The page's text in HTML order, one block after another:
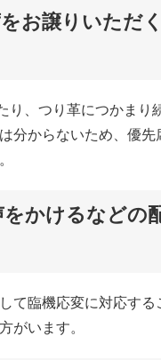
お譲りいただ
、つり革につかまり
分からないため、優
かけるなどの
て臨機応変に対応する
がいます。